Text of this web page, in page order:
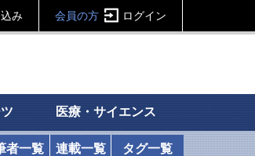
み 会員の方 ログイン
医療・サイエンス
者一覧 連載一覧 タグ一覧